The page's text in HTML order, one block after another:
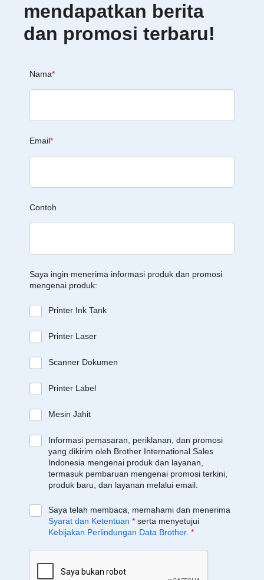
mendapatkan berita
dan promosi terbaru!
Nama*
Email*
Contoh
Saya ingin menerima informasi produk dan promosi
mengenai produk:
Printer Ink Tank
Printer Laser
Scanner Dokumen
Printer Label
Mesin Jahit
Informasi pemasaran, periklanan, dan promosi
yang dikirim oleh Brother International Sales
Indonesia mengenai produk dan layanan,
termasuk pembaruan mengenai promosi terkini,
produk baru, dan layanan melalui email.
Saya telah membaca, memahami dan menerima
Syarat dan Ketentuan * serta menyetujui
Kebijakan Perlindungan Data Brother. *